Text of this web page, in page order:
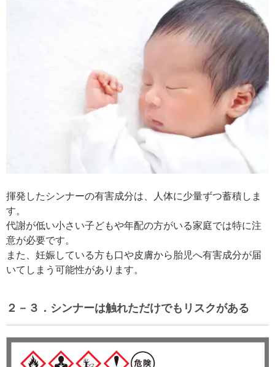
揮発したシンナーの有害成分は、人体に少量ずつ蓄積しま
す。
代謝が低い小さい子どもや年配の方がいる家庭では特に注
意が必要です。
また、妊娠している方も口や皮膚から胎児へ有害成分が届
いてしまう可能性があります。
２－３．シンナーは触れただけでもリスクがある